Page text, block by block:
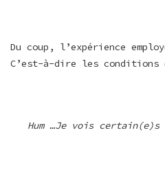
Du coup, l’expérience
C’est-à-dire les
Hum …Je vois